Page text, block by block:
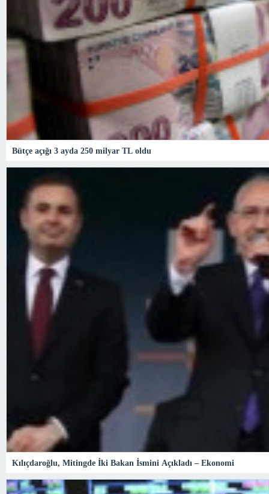
Bütçe açığı 3 ayda 250 milyar TL oldu
Kılıçdaroğlu, Mitingde İki Bakan İsmini Açıkladı – Ekonomi